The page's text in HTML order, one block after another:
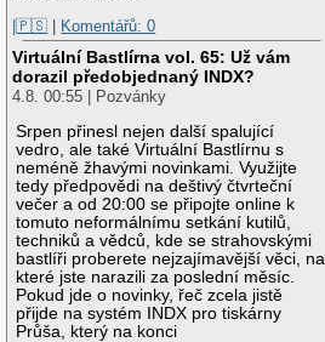
|🇵🇸 | Komentářů: 0
Virtuální Bastlírna vol. 65: Už vám
dorazil předobjednaný INDX?
4.8. 00:55 | Pozvánky
Srpen přinesl nejen další spalující
vedro, ale také Virtuální Bastlírnu s
neméně žhavými novinkami. Využijte
tedy předpovědi na deštivý čtvrteční
večer a od 20:00 se připojte online k
tomuto neformálnímu setkání kutilů,
techniků a vědců, kde se strahovskými
bastlíři proberete nejzajímavější věci, na
které jste narazili za poslední měsíc.
Pokud jde o novinky, řeč zcela jistě
přijde na systém INDX pro tiskárny
Průša, který na konci